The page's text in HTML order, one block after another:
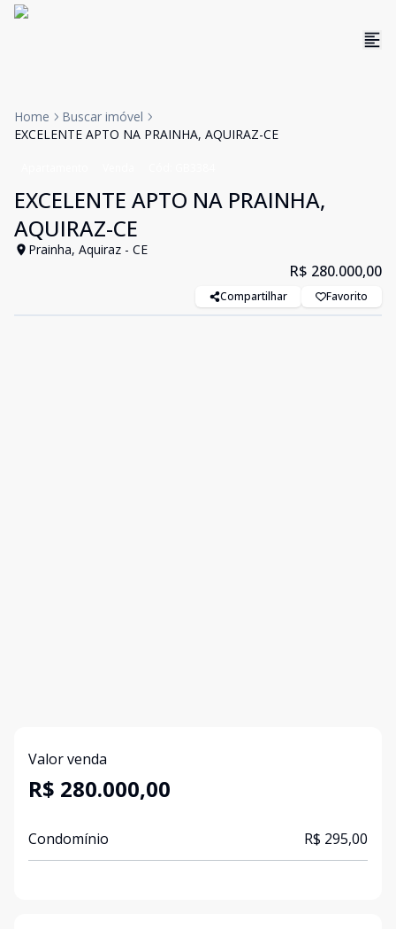
Home
Buscar imóvel
EXCELENTE APTO NA PRAINHA, AQUIRAZ-CE
EXCELENTE APTO NA PRAINHA,
AQUIRAZ-CE
Prainha, Aquiraz - CE
R$ 280.000,00
Compartilhar Favorito
Valor venda
R$ 280.000,00
Condomínio R$ 295,00